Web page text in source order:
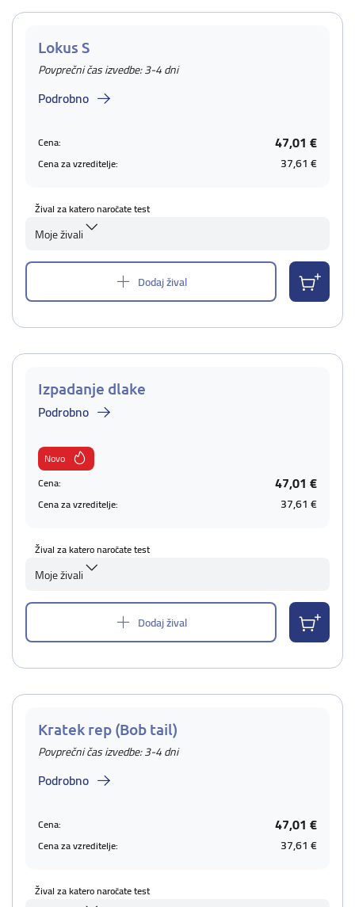
Lokus S
Povprečni čas izvedbe: 3-4 dni
Podrobno
Cena: 47,01 €
Cena za vzreditelje: 37,61 €
Žival za katero naročate test
Moje živali
Dodaj žival
Izpadanje dlake
Podrobno
Novo
Cena:
47,01 €
Cena za vzreditelje: 37,61 €
Žival za katero naročate test
Moje živali
Dodaj žival
Kratek rep (Bob tail)
Povprečni čas izvedbe: 3-4 dni
Podrobno
Cena: 47,01 €
Cena za vzreditelje: 37,61 €
Žival za katero naročate test